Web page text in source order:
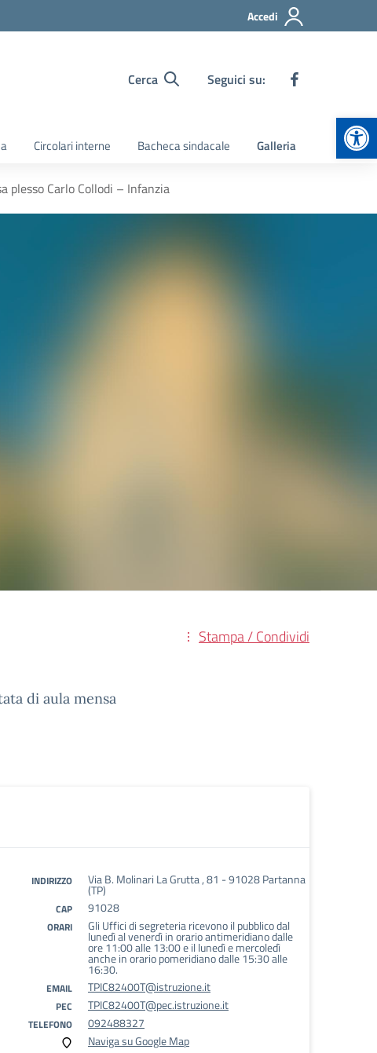
Accedi
Cerca Seguici su:
Circolari interne Bacheca sindacale Galleria
plesso Carlo Collodi – Infanzia
Stampa / Condividi
di aula mensa
INDIRIZZO Via B. Molinari La Grutta , 81 - 91028 Partanna
(TP)
CAP 91028
ORARI Gli Uffici di segreteria ricevono il pubblico dal
lunedì al venerdì in orario antimeridiano dalle
ore 11:00 alle 13:00 e il lunedì e mercoledì
anche in orario pomeridiano dalle 15:30 alle
16:30.
EMAIL TPIC82400T@istruzione.it
PEC TPIC82400T@pec.istruzione.it
TELEFONO
092488327
Naviga su Google Map